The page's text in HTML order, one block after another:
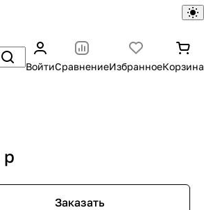
ВойтиСравнениеИзбранноеКорзина
p
Заказать